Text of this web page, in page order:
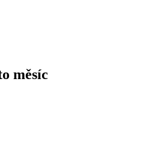
měsíc